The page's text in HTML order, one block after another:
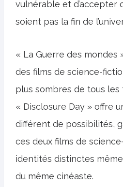
vulnérable et d’accepter
soient pas la fin de
« La Guerre des mondes
des films de science-
plus sombres de tous les
« Disclosure Day » offre
différent de possibilités,
ces deux films de
identités distinctes
du même cinéaste.